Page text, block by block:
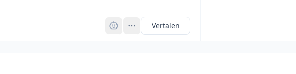
Vertalen